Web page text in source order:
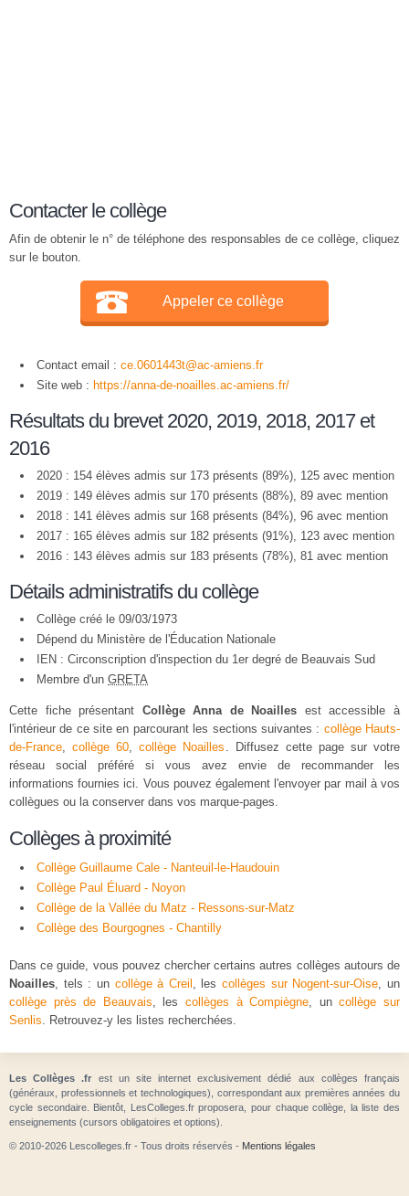
Contacter le collège
Afin de obtenir le n° de téléphone des responsables de ce collège, cliquez
sur le bouton.
Appeler ce collège
Contact email : ce.0601443t@ac-amiens.fr
Site web : https://anna-de-noailles.ac-amiens.fr/
Résultats du brevet 2020, 2019, 2018, 2017 et
2016
2020 : 154 élèves admis sur 173 présents (89%), 125 avec mention
2019 : 149 élèves admis sur 170 présents (88%), 89 avec mention
2018 : 141 élèves admis sur 168 présents (84%), 96 avec mention
2017 : 165 élèves admis sur 182 présents (91%), 123 avec mention
2016 : 143 élèves admis sur 183 présents (78%), 81 avec mention
Détails administratifs du collège
Collège créé le 09/03/1973
Dépend du Ministère de l'Éducation Nationale
IEN : Circonscription d'inspection du 1er degré de Beauvais Sud
Membre d'un GRETA
Cette fiche présentant Collège Anna de Noailles est accessible à
l'intérieur de ce site en parcourant les sections suivantes : collège Hauts-
de-France,collège 60,collège Noailles . Diffusez cette page sur votre
réseau social préféré si vous avez envie de recommander les
informations fournies ici. Vous pouvez également l'envoyer par mail à vos
collègues ou la conserver dans vos marque-pages.
Collèges à proximité
Collège Guillaume Cale - Nanteuil-le-Haudouin
Collège Paul Éluard - Noyon
Collège de la Vallée du Matz - Ressons-sur-Matz
Collège des Bourgognes - Chantilly
Dans ce guide, vous pouvez chercher certains autres collèges autours de
Noailles, tels : un collège à Creil , lescollèges sur Nogent-sur-Oise, un
collège près de Beauvais, lescollèges à Compiègne, uncollège sur
Senlis. Retrouvez-y les listes recherchées.
Les Collèges .fr est un site internet exclusivement dédié aux collèges français
(généraux, professionnels et technologiques), correspondant aux premières années du
cycle secondaire. Bientôt, LesColleges.fr proposera, pour chaque collège, la liste des
enseignements (cursors obligatoires et options).
© 2010-2026 Lescolleges.fr - Tous droits réservés - Mentions légales